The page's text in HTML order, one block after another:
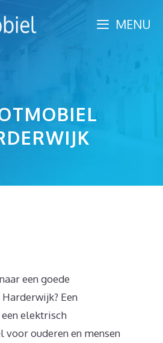
MENU
een goede
Een
elektrisch
ouderen en mensen